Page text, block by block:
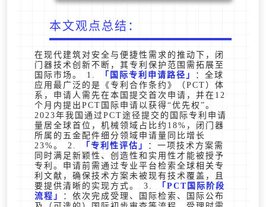
本文观点总结：
在现代建筑对安全与便捷性需求的推动下，闭
门器技术创新不断，其专利保护范围需拓展至
国际市场。 1.
国际专利申请路径
：全球
应用最广泛的是《专利合作条约》（PCT）体
系，申请人需先在本国提交首次申请，并在12
个月内提出PCT国际申请以获得“优先权”。
2023年我国通过PCT途径提交的国际专利申请
量居全球首位，机械领域占比约18%，闭门器
所属的五金配件细分领域申请量同比增长
23%。 2.
专利性评估
：一项技术方案需
同时满足新颖性、创造性和实用性才能被授予
专利。申请前需通过专业平台检索全球相关专
利文献，确保技术方案未被现有技术覆盖，且
要提供清晰的实现方式。 3.
PCT国际阶段
流程
：依次完成受理、国际检索、国际公布